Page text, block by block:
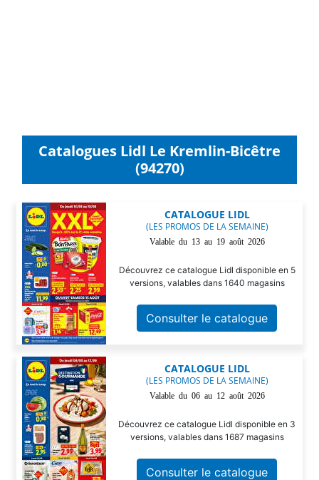
Catalogues Lidl Le Kremlin-Bicêtre
(94270)
CATALOGUE LIDL
(LES PROMOS DE LA SEMAINE)
Valable du 13 au 19 août 2026
Découvrez ce catalogue Lidl disponible en 5
versions, valables dans 1640 magasins
Consulter le catalogue
CATALOGUE LIDL
(LES PROMOS DE LA SEMAINE)
Valable du 06 au 12 août 2026
Découvrez ce catalogue Lidl disponible en 3
versions, valables dans 1687 magasins
Consulter le catalogue